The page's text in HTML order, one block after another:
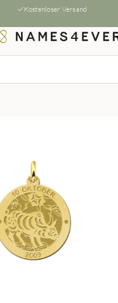
Kostenloser Versand